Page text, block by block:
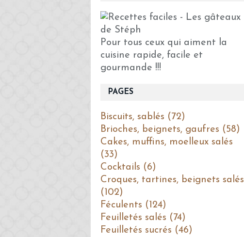
Pour tous ceux qui aiment la
cuisine rapide, facile et
gourmande !!!
PAGES
Biscuits, sablés (72)
Brioches, beignets, gaufres (58)
Cakes, muffins, moelleux salés
(33)
Cocktails (6)
Croques, tartines, beignets salés
(102)
Féculents (124)
Feuilletés salés (74)
Feuilletés sucrés (46)